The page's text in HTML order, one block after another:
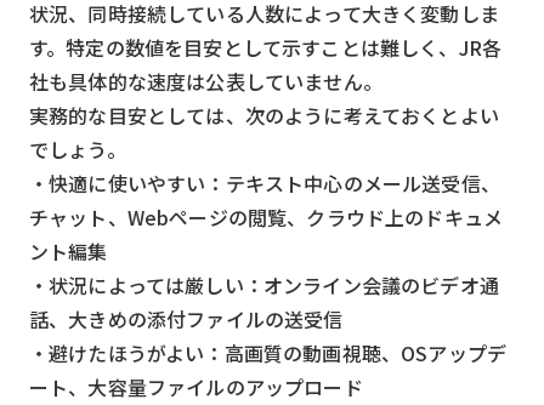
状況、同時接続している人数によって大きく変動しま
す。特定の数値を目安として示すことは難しく、JR各
社も具体的な速度は公表していません。
実務的な目安としては、次のように考えておくとよい
でしょう。
・快適に使いやすい：テキスト中心のメール送受信、
チャット、Webページの閲覧、クラウド上のドキュメ
ント編集
・状況によっては厳しい：オンライン会議のビデオ通
話、大きめの添付ファイルの送受信
・避けたほうがよい：高画質の動画視聴、OSアップデ
ート、大容量ファイルのアップロード